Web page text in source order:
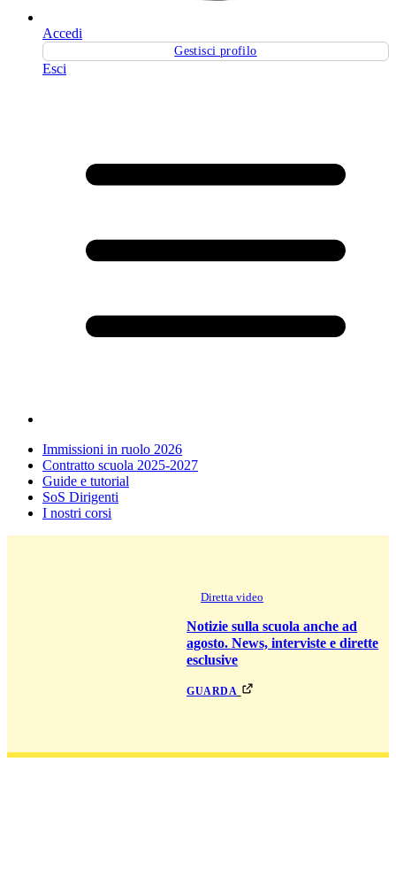
Accedi
Gestisci profilo
Esci
Immissioni in ruolo 2026
Contratto scuola 2025-2027
Guide e tutorial
SoS Dirigenti
I nostri corsi
Diretta video
Notizie sulla scuola anche ad
agosto. News, interviste e dirette
esclusive
guarda